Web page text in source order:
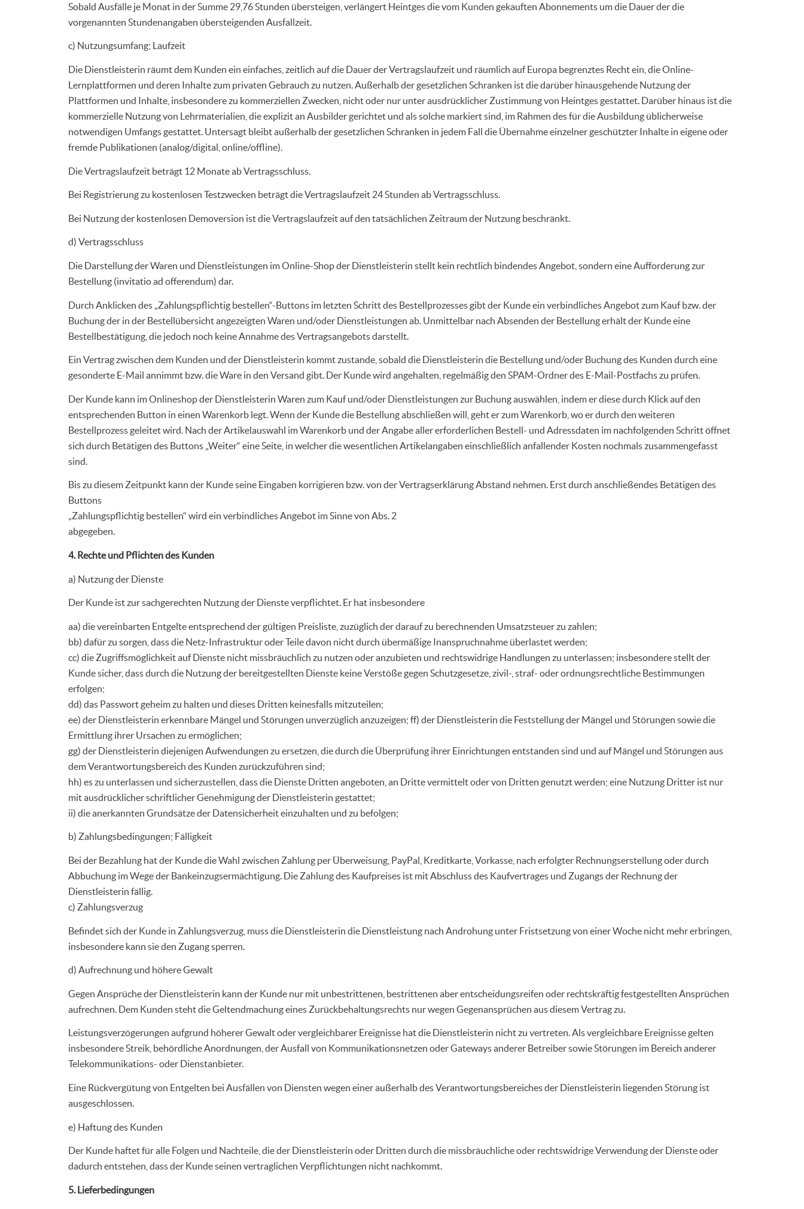
Sobald Ausfälle je Monat in der Summe 29,76 Stunden übersteigen, verlängert Heintges die vom Kunden gekauften Abonnements um die Dauer der die
vorgenannten Stundenangaben übersteigenden Ausfallzeit.
c) Nutzungsumfang; Laufzeit
Die Dienstleisterin räumt dem Kunden ein einfaches, zeitlich auf die Dauer der Vertragslaufzeit und räumlich auf Europa begrenztes Recht ein, die Online-
Lernplattformen und deren Inhalte zum privaten Gebrauch zu nutzen. Außerhalb der gesetzlichen Schranken ist die darüber hinausgehende Nutzung der
Plattformen und Inhalte, insbesondere zu kommerziellen Zwecken, nicht oder nur unter ausdrücklicher Zustimmung von Heintges gestattet. Darüber hinaus ist die
kommerzielle Nutzung von Lehrmaterialien, die explizit an Ausbilder gerichtet und als solche markiert sind, im Rahmen des für die Ausbildung üblicherweise
notwendigen Umfangs gestattet. Untersagt bleibt außerhalb der gesetzlichen Schranken in jedem Fall die Übernahme einzelner geschützter Inhalte in eigene oder
fremde Publikationen (analog/digital, online/offline).
Die Vertragslaufzeit beträgt 12 Monate ab Vertragsschluss.
Bei Registrierung zu kostenlosen Testzwecken beträgt die Vertragslaufzeit 24 Stunden ab Vertragsschluss.
Bei Nutzung der kostenlosen Demoversion ist die Vertragslaufzeit auf den tatsächlichen Zeitraum der Nutzung beschränkt.
d) Vertragsschluss
Die Darstellung der Waren und Dienstleistungen im Online-Shop der Dienstleisterin stellt kein rechtlich bindendes Angebot, sondern eine Aufforderung zur
Bestellung (invitatio ad offerendum) dar.
Durch Anklicken des „Zahlungspflichtig bestellen“-Buttons im letzten Schritt des Bestellprozesses gibt der Kunde ein verbindliches Angebot zum Kauf bzw. der
Buchung der in der Bestellübersicht angezeigten Waren und/oder Dienstleistungen ab. Unmittelbar nach Absenden der Bestellung erhält der Kunde eine
Bestellbestätigung, die jedoch noch keine Annahme des Vertragsangebots darstellt.
Ein Vertrag zwischen dem Kunden und der Dienstleisterin kommt zustande, sobald die Dienstleisterin die Bestellung und/oder Buchung des Kunden durch eine
gesonderte E-Mail annimmt bzw. die Ware in den Versand gibt. Der Kunde wird angehalten, regelmäßig den SPAM-Ordner des E-Mail-Postfachs zu prüfen.
Der Kunde kann im Onlineshop der Dienstleisterin Waren zum Kauf und/oder Dienstleistungen zur Buchung auswählen, indem er diese durch Klick auf den
entsprechenden Button in einen Warenkorb legt. Wenn der Kunde die Bestellung abschließen will, geht er zum Warenkorb, wo er durch den weiteren
Bestellprozess geleitet wird. Nach der Artikelauswahl im Warenkorb und der Angabe aller erforderlichen Bestell- und Adressdaten im nachfolgenden Schritt öffnet
sich durch Betätigen des Buttons „Weiter“ eine Seite, in welcher die wesentlichen Artikelangaben einschließlich anfallender Kosten nochmals zusammengefasst
sind.
Bis zu diesem Zeitpunkt kann der Kunde seine Eingaben korrigieren bzw. von der Vertragserklärung Abstand nehmen. Erst durch anschließendes Betätigen des
Buttons
„Zahlungspflichtig bestellen“ wird ein verbindliches Angebot im Sinne von Abs. 2
abgegeben.
4. Rechte und Pflichten des Kunden
a) Nutzung der Dienste
Der Kunde ist zur sachgerechten Nutzung der Dienste verpflichtet. Er hat insbesondere
aa) die vereinbarten Entgelte entsprechend der gültigen Preisliste, zuzüglich der darauf zu berechnenden Umsatzsteuer zu zahlen;
bb) dafür zu sorgen, dass die Netz-Infrastruktur oder Teile davon nicht durch übermäßige Inanspruchnahme überlastet werden;
cc) die Zugriffsmöglichkeit auf Dienste nicht missbräuchlich zu nutzen oder anzubieten und rechtswidrige Handlungen zu unterlassen; insbesondere stellt der
Kunde sicher, dass durch die Nutzung der bereitgestellten Dienste keine Verstöße gegen Schutzgesetze, zivil-, straf- oder ordnungsrechtliche Bestimmungen
erfolgen;
dd) das Passwort geheim zu halten und dieses Dritten keinesfalls mitzuteilen;
ee) der Dienstleisterin erkennbare Mängel und Störungen unverzüglich anzuzeigen; ff) der Dienstleisterin die Feststellung der Mängel und Störungen sowie die
Ermittlung ihrer Ursachen zu ermöglichen;
gg) der Dienstleisterin diejenigen Aufwendungen zu ersetzen, die durch die Überprüfung ihrer Einrichtungen entstanden sind und auf Mängel und Störungen aus
dem Verantwortungsbereich des Kunden zurückzuführen sind;
hh) es zu unterlassen und sicherzustellen, dass die Dienste Dritten angeboten, an Dritte vermittelt oder von Dritten genutzt werden; eine Nutzung Dritter ist nur
mit ausdrücklicher schriftlicher Genehmigung der Dienstleisterin gestattet;
ii) die anerkannten Grundsätze der Datensicherheit einzuhalten und zu befolgen;
b) Zahlungsbedingungen; Fälligkeit
Bei der Bezahlung hat der Kunde die Wahl zwischen Zahlung per Überweisung, PayPal, Kreditkarte, Vorkasse, nach erfolgter Rechnungserstellung oder durch
Abbuchung im Wege der Bankeinzugsermächtigung. Die Zahlung des Kaufpreises ist mit Abschluss des Kaufvertrages und Zugangs der Rechnung der
Dienstleisterin fällig.
c) Zahlungsverzug
Befindet sich der Kunde in Zahlungsverzug, muss die Dienstleisterin die Dienstleistung nach Androhung unter Fristsetzung von einer Woche nicht mehr erbringen,
insbesondere kann sie den Zugang sperren.
d) Aufrechnung und höhere Gewalt
Gegen Ansprüche der Dienstleisterin kann der Kunde nur mit unbestrittenen, bestrittenen aber entscheidungsreifen oder rechtskräftig festgestellten Ansprüchen
aufrechnen. Dem Kunden steht die Geltendmachung eines Zurückbehaltungsrechts nur wegen Gegenansprüchen aus diesem Vertrag zu.
Leistungsverzögerungen aufgrund höherer Gewalt oder vergleichbarer Ereignisse hat die Dienstleisterin nicht zu vertreten. Als vergleichbare Ereignisse gelten
insbesondere Streik, behördliche Anordnungen, der Ausfall von Kommunikationsnetzen oder Gateways anderer Betreiber sowie Störungen im Bereich anderer
Telekommunikations- oder Dienstanbieter.
Eine Rückvergütung von Entgelten bei Ausfällen von Diensten wegen einer außerhalb des Verantwortungsbereiches der Dienstleisterin liegenden Störung ist
ausgeschlossen.
e) Haftung des Kunden
Der Kunde haftet für alle Folgen und Nachteile, die der Dienstleisterin oder Dritten durch die missbräuchliche oder rechtswidrige Verwendung der Dienste oder
dadurch entstehen, dass der Kunde seinen vertraglichen Verpflichtungen nicht nachkommt.
5. Lieferbedingungen